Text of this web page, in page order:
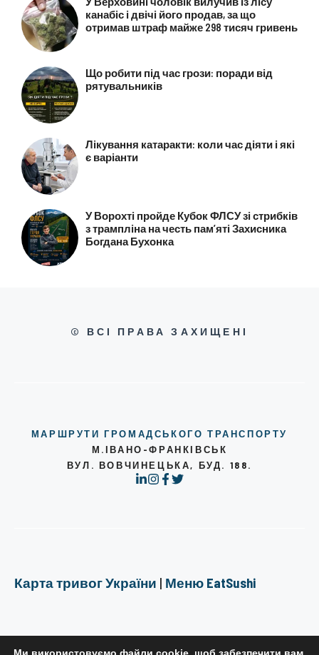
канабіс і двічі його продав, за що
отримав штраф майже 298 тисяч гривень
Що робити під час грози: поради від
рятувальників
Лікування катаракти: коли час діяти і які
є варіанти
У Ворохті пройде Кубок ФЛСУ зі стрибків
з трампліна на честь пам’яті Захисника
Богдана Бухонка
© ВСІ ПРАВА ЗАХИЩЕНІ
МАРШРУТИ ГРОМАДСЬКОГО ТРАНСПОРТУ
М.ІВАНО-ФРАНКІВСЬК
ВУЛ. ВОВЧИНЕЦЬКА, БУД. 188.
Карта тривог України | Меню EatSushi